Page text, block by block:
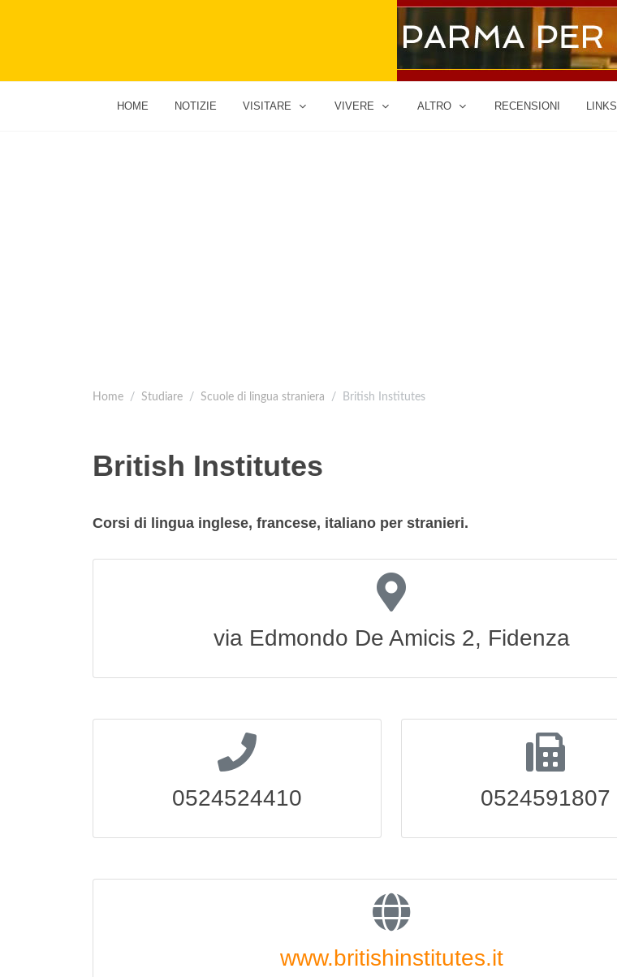
HOME NOTIZIE VISITARE VIVERE ALTRO RECENSIONI LINKS
Home Studiare Scuole di lingua straniera British Institutes
British Institutes
Corsi di lingua inglese, francese, italiano per stranieri.
via Edmondo De Amicis 2, Fidenza
0524524410 0524591807
www.britishinstitutes.it